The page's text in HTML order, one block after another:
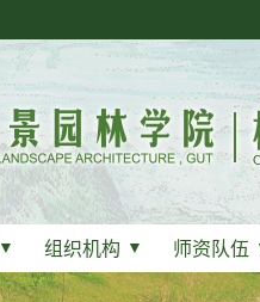
▼ 组织机构 ▼ 师资队伍